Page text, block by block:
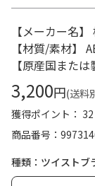
【メーカー名
【材質/素材】
【原産国また
3,200円(送料
獲得ポイント：
商品番号
種類：ツイストブ